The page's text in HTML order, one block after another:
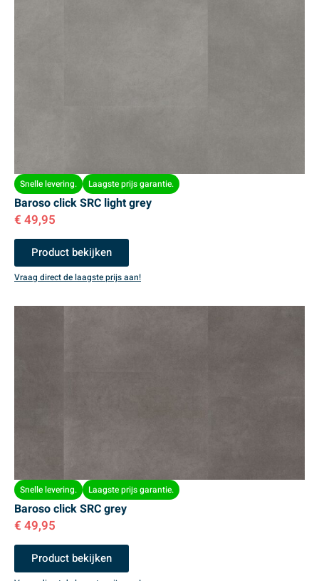
Snelle levering. Laagste prijs garantie.
Baroso click SRC light grey
€ 49,95
Product bekijken
Vraag direct de laagste prijs aan!
Snelle levering. Laagste prijs garantie.
Baroso click SRC grey
€ 49,95
Product bekijken